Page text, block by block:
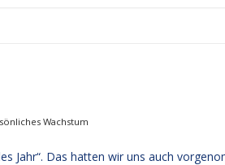
Wachstum
Jahr“. Das hatten wir uns auch